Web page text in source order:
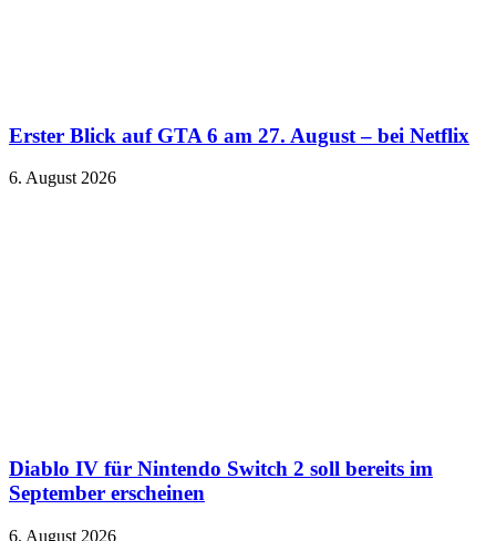
Erster Blick auf GTA 6 am 27. August – bei Netflix
6. August 2026
Diablo IV für Nintendo Switch 2 soll bereits im
September erscheinen
6. August 2026